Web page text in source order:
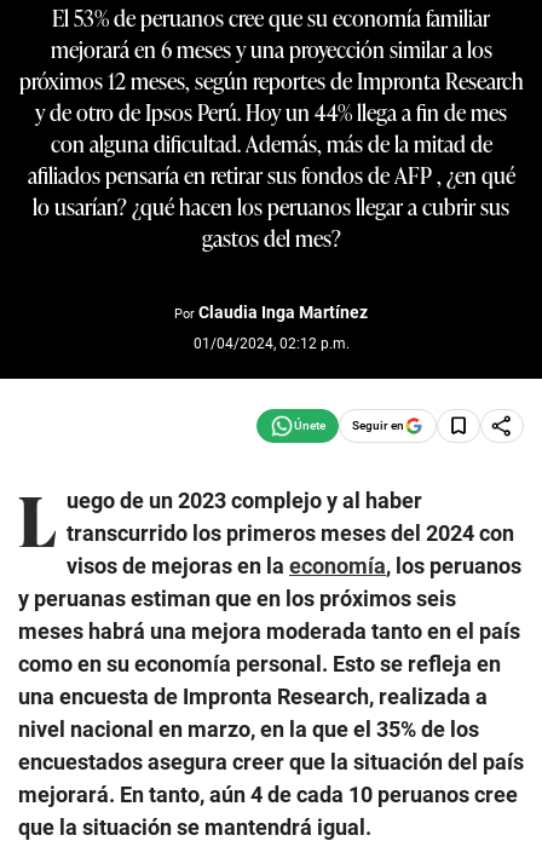
El 53% de peruanos cree que su economía familiar
mejorará en 6 meses y una proyección similar a los
próximos 12 meses, según reportes de Impronta Research
y de otro de Ipsos Perú. Hoy un 44% llega a fin de mes
con alguna dificultad. Además, más de la mitad de
afiliados pensaría en retirar sus fondos de AFP , ¿en qué
lo usarían? ¿qué hacen los peruanos llegar a cubrir sus
gastos del mes?
Por Claudia Inga Martínez
01/04/2024, 02:12 p.m.
Seguir en
L uego de un 2023 complejo y al haber
transcurrido los primeros meses del 2024 con
visos de mejoras en la economía, los peruanos
y peruanas estiman que en los próximos seis
meses habrá una mejora moderada tanto en el país
como en su economía personal. Esto se refleja en
una encuesta de Impronta Research, realizada a
nivel nacional en marzo, en la que el 35% de los
encuestados asegura creer que la situación del país
mejorará. En tanto, aún 4 de cada 10 peruanos cree
que la situación se mantendrá igual.